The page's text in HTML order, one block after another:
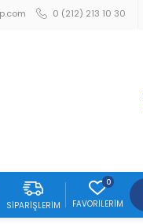
0 (212) 213 10 30
SIPARIŞLERIM
0
FAVORILERIM